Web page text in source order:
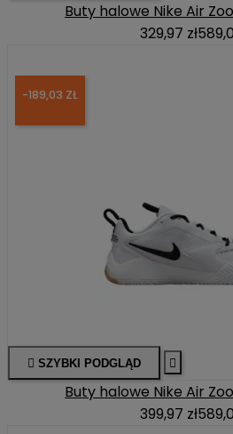
Buty halowe Nike Air
329,97 zł
-189,03 ZŁ
 SZYBKI PODGLĄD 
Buty halowe Nike Air
399,97 zł